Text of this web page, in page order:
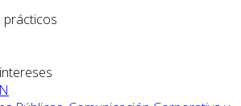
prácticos